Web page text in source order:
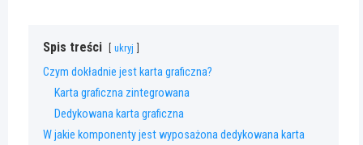
Spis treści ukryj
Czym dokładnie jest karta graficzna?
Karta graficzna zintegrowana
Dedykowana karta graficzna
W jakie komponenty jest wyposażona dedykowana karta